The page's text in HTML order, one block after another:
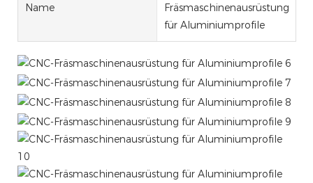
Name
Fräsmaschinenausrüstung
für Aluminiumprofile